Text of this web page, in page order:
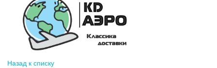
Назад к списку